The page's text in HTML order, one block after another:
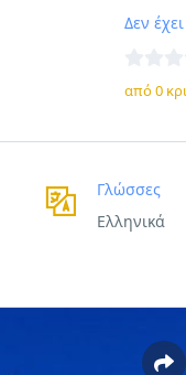
Δεν
από 0
Γλώσσες
Ελληνικά